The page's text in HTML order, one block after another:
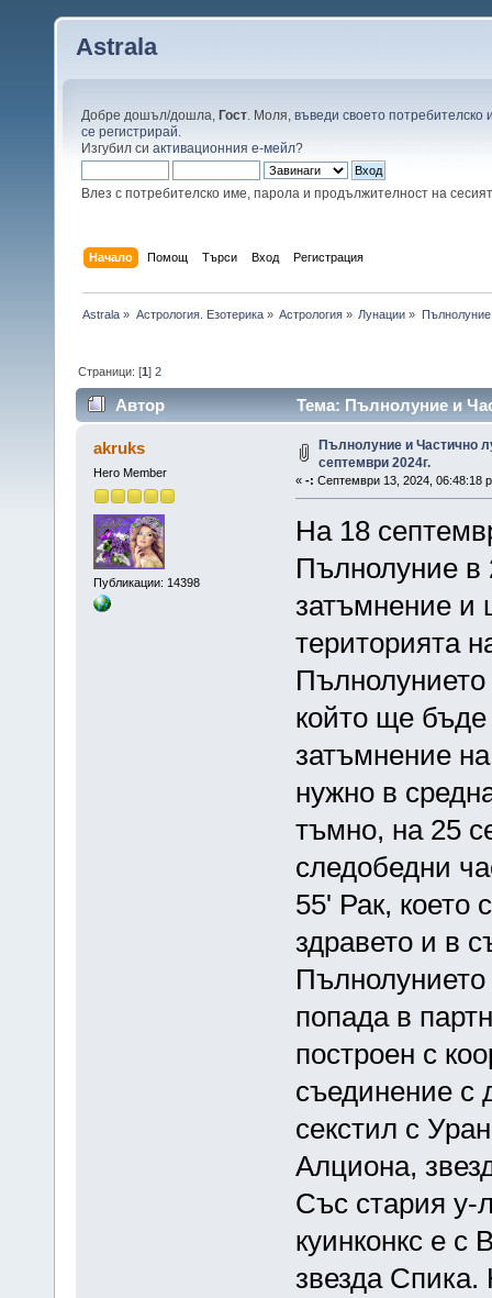
Astrala
Добре дошъл/дошла, Гост . Моля, въведи своето потребителско
се регистрирай
Изгубил си активационния е-мейл?
Влез с потребителско име, парола и продължителност на
Начало Помощ Търси Вход Регистрация
Astrala » Астрология. Езотерика» Астрология» Лунации »
Страници: [1]2
Автор
Тема: Пълнолуние и
12259 пъти)
akruks
Hero Member
Публикации: 14398
Пълнолуние и Частично
септември 2024г.
« -: Септември 13, 2024, 06:48:18
На 18
Пълнолуние в
затъмнение и
територията
Пълнолунието
който ще
затъмнение
нужно в
тъмно, на 25
следобедни
55' Рак, което
здравето и в
попада в
построен с
съединение с
секстил с
Алциона,
Със стария у-
куинконкс е с
звезда